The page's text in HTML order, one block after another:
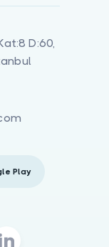
D:60,
Play